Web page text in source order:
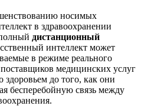
носимых
в здравоохранении
дистанционный
интеллект может
в режиме реального
медицинских услуг
до того, как они
бесперебойную связь между